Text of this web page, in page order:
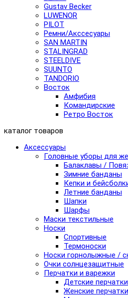
Gustav Becker
LUWENOR
PILOT
Pемни/Акссесуары
SAN MARTIN
STALINGRAD
STEELDIVE
SUUNTO
TANDORIO
Восток
Амфибия
Командирские
Ретро Восток
каталог товаров
Аксессуары
Головные уборы для
Балаклавы /
Зимние банданы
Кепки и
Летние банданы
Шапки
Шарфы
Маски текстильные
Носки
Спортивные
Термоноски
Носки горнолыжные /
Очки солнцезащитные
Перчатки и варежки
Детские
Женские